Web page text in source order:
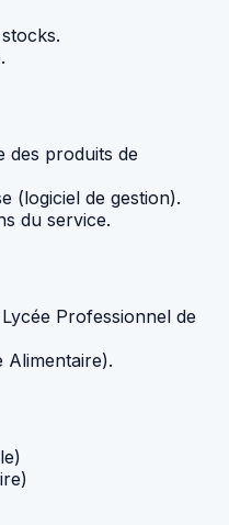
des produits de
(logiciel de gestion).
du service.
Professionnel de
Alimentaire).